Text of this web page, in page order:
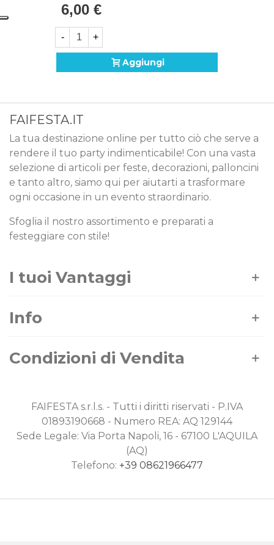
6,00 €
- +
Aggiungi
FAIFESTA.IT
La tua destinazione online per tutto ciò che serve a
rendere il tuo party indimenticabile! Con una vasta
selezione di articoli per feste, decorazioni, palloncini
e tanto altro, siamo qui per aiutarti a trasformare
ogni occasione in un evento straordinario.
Sfoglia il nostro assortimento e preparati a
festeggiare con stile!
I tuoi Vantaggi
Info
Condizioni di Vendita
FAIFESTA s.r.l.s. - Tutti i diritti riservati - P.IVA
01893190668 - Numero REA: AQ 129144
Sede Legale: Via Porta Napoli, 16 - 67100 L'AQUILA
(AQ)
Telefono: +39 08621966477